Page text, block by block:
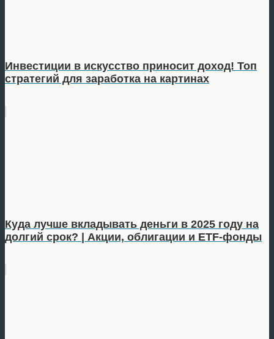
Инвестиции в искусство приносит доход! Топ
стратегий для заработка на картинах
Куда лучше вкладывать деньги в 2025 году на
долгий срок? | Акции, облигации и ETF-фонды